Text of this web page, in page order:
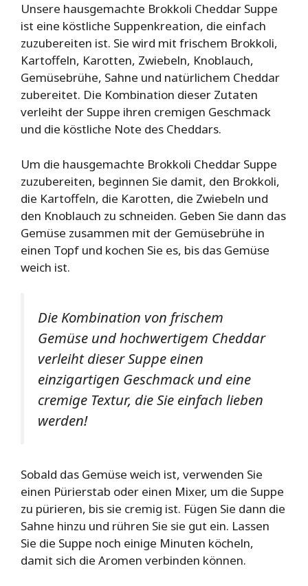
Unsere hausgemachte Brokkoli Cheddar Suppe
ist eine köstliche Suppenkreation, die einfach
zuzubereiten ist. Sie wird mit frischem Brokkoli,
Kartoffeln, Karotten, Zwiebeln, Knoblauch,
Gemüsebrühe, Sahne und natürlichem Cheddar
zubereitet. Die Kombination dieser Zutaten
verleiht der Suppe ihren cremigen Geschmack
und die köstliche Note des Cheddars.
Um die hausgemachte Brokkoli Cheddar Suppe
zuzubereiten, beginnen Sie damit, den Brokkoli,
die Kartoffeln, die Karotten, die Zwiebeln und
den Knoblauch zu schneiden. Geben Sie dann das
Gemüse zusammen mit der Gemüsebrühe in
einen Topf und kochen Sie es, bis das Gemüse
weich ist.
Die Kombination von frischem
Gemüse und hochwertigem Cheddar
verleiht dieser Suppe einen
einzigartigen Geschmack und eine
cremige Textur, die Sie einfach lieben
werden!
Sobald das Gemüse weich ist, verwenden Sie
einen Pürierstab oder einen Mixer, um die Suppe
zu pürieren, bis sie cremig ist. Fügen Sie dann die
Sahne hinzu und rühren Sie sie gut ein. Lassen
Sie die Suppe noch einige Minuten köcheln,
damit sich die Aromen verbinden können.